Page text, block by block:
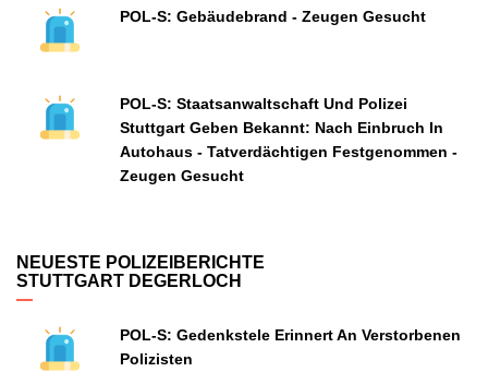
POL-S: Gebäudebrand - Zeugen Gesucht
POL-S: Staatsanwaltschaft Und Polizei
Stuttgart Geben Bekannt: Nach Einbruch In
Autohaus - Tatverdächtigen Festgenommen -
Zeugen Gesucht
NEUESTE POLIZEIBERICHTE
STUTTGART DEGERLOCH
POL-S: Gedenkstele Erinnert An Verstorbenen
Polizisten